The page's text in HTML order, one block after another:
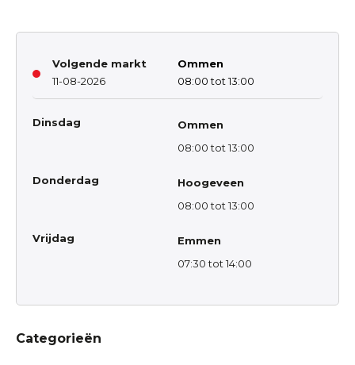
Volgende markt
11-08-2026
Ommen
08:00 tot 13:00
Dinsdag
Ommen
08:00 tot 13:00
Donderdag
Hoogeveen
08:00 tot 13:00
Vrijdag
Emmen
07:30 tot 14:00
Categorieën